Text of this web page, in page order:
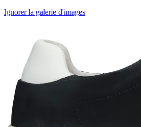
Ignorer la galerie d'images